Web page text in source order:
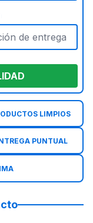
LIMPIOS
PUNTUAL